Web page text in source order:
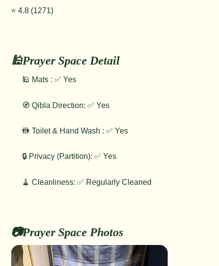
📷Prayer Space Photos
🕌Prayer Space Detail
🕌 Mats : ✅ Yes
🧭 Qibla Direction: ✅ Yes
🚻 Toilet & Hand Wash : ✅ Yes
🔒 Privacy (Partition): ✅ Yes
🧹 Cleanliness: ✅ Regularly Cleaned
⭐️ 4.8 (1271)